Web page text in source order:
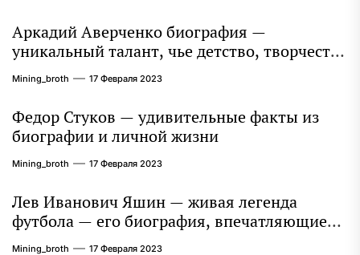
Аркадий Аверченко биография —
уникальный талант, чье детство, творчество
и литературное наследие продолжают
восхищать миллионы
Mining_broth 17 Февраля 2023
Федор Стуков — удивительные факты из
биографии и личной жизни
Mining_broth 17 Февраля 2023
Лев Иванович Яшин — живая легенда
футбола — его биография, впечатляющие
достижения и интересная личная жизнь
Mining_broth 17 Февраля 2023